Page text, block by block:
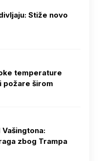
Stiže novo
temperature
požare širom
zbog Trampa